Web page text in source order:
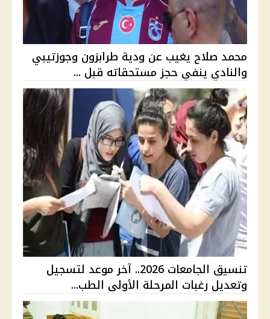
محمد صلاح يغيب عن ودية طرابزون وجوزتيبي
والنادي ينفي حجز مستحقاته قبل ...
تنسيق الجامعات 2026.. آخر موعد لتسجيل
وتعديل رغبات المرحلة الأولى الطب...